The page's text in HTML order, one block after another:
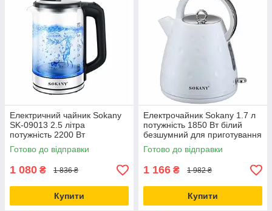
Електричний чайник Sokany
SK-09013 2.5 літра
потужність 2200 Вт
автовимкнення захист від
перегрівання скло
Готово до відправки
1 080 ₴ 1 836 ₴
Купити
Електрочайник Sokany 1.7 л
потужність 1850 Вт білий
безшумний для приготування
гарячих напоїв
Готово до відправки
1 166 ₴ 1 982 ₴
Купити